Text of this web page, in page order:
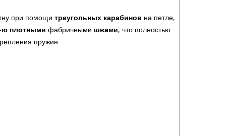
при помощи треугольных карабинов на петле,
ю плотными фабричными швами, что полностью
пружин